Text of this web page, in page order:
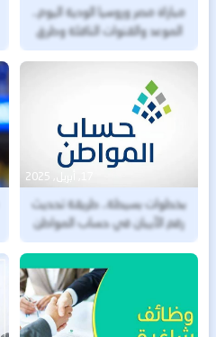
مباراة مصر وروسيا الودية اليوم..
الموعد والقنوات الناقلة وطرق
مشاهدة اللقاء بث مباشر
بخطوات بسيطة.. طريقة تحديث
رقم الآيبان في حساب المواطن
1446 إلكترونيًا وخطوات
الاستعلام عن الدعم